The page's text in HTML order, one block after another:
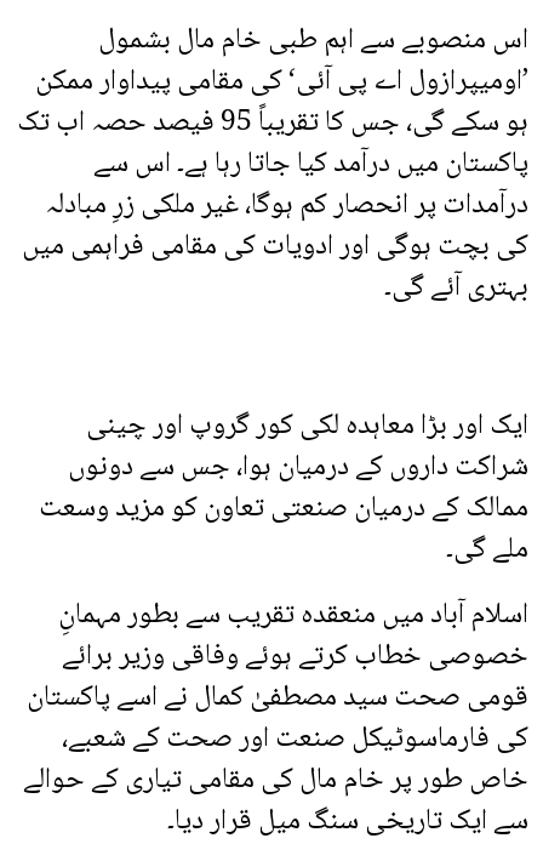
اس منصوبے سے اہم طبی خام مال بشمول
’اومیپرازول اے پی آئی‘ کی مقامی پیداوار ممکن
ہو سکے گی، جس کا تقریباً 95 فیصد حصہ اب تک
پاکستان میں درآمد کیا جاتا رہا ہے۔ اس سے
درآمدات پر انحصار کم ہوگا، غیر ملکی زرِ مبادلہ
کی بچت ہوگی اور ادویات کی مقامی فراہمی میں
بہتری آئے گی۔
ایک اور بڑا معاہدہ لکی کور گروپ اور چینی
شراکت داروں کے درمیان ہوا، جس سے دونوں
ممالک کے درمیان صنعتی تعاون کو مزید وسعت
ملے گی۔
اسلام آباد میں منعقدہ تقریب سے بطور مہمانِ
خصوصی خطاب کرتے ہوئے وفاقی وزیر برائے
قومی صحت سید مصطفیٰ کمال نے اسے پاکستان
کی فارماسوٹیکل صنعت اور صحت کے شعبے،
خاص طور پر خام مال کی مقامی تیاری کے حوالے
سے ایک تاریخی سنگ میل قرار دیا۔